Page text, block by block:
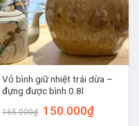
Vỏ bình giữ nhiệt trái dừa –
đựng được bình 0.8l
165.000₫ Giá
gốc
150.000₫Giá
hiện